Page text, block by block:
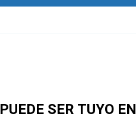
PUEDE SER TUYO EN